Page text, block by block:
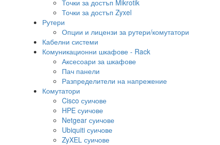
Точки за достъп Mikrotik
Точки за достъп Zyxel
Рутери
Опции и лицензи за рутери/комутатори
Кабелни системи
Комуникационни шкафове - Rack
Аксесоари за шкафове
Пач панели
Разпределители на напрежение
Комутатори
Cisco суичове
HPE суичове
Netgear суичове
Ubiquiti суичове
ZyXEL суичове